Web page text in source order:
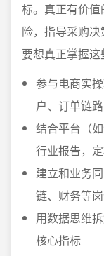
标。真正有价
险，指导采购决
要想真正掌握这
参与电商实
户、订单链路
结合平台（
行业报告，
建立和业务
链、财务等
用数据思维
核心指标